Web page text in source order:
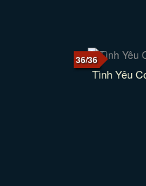
36/36
Tình Yêu